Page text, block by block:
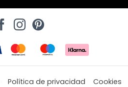
Política de privacidad
Cookies